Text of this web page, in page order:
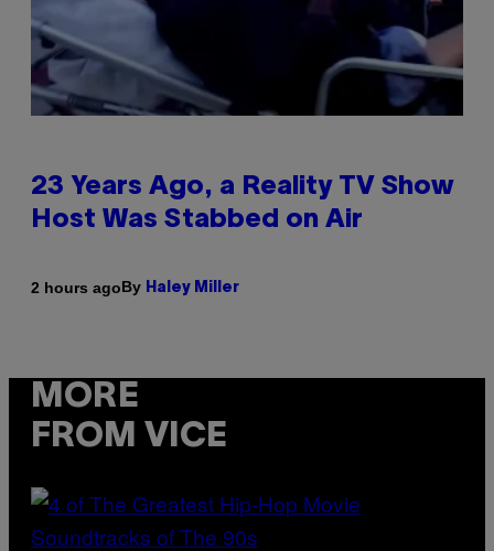
23 Years Ago, a Reality TV Show
Host Was Stabbed on Air
2 hours agoBy Haley Miller
MORE
FROM VICE